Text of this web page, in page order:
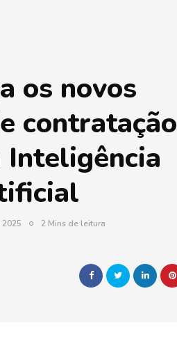
os novos
contratação
Inteligência
2 Mins de leitura